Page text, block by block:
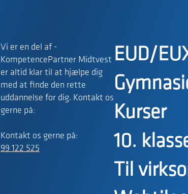
Vi er en del af -
KompetencePartner Midtvest
er altid klar til at hjælpe dig
med at finde den rette
uddannelse for dig. Kontakt os
gerne på:
Kontakt os gerne på:
99 122 525
EUD/
Kurser
10.
Til